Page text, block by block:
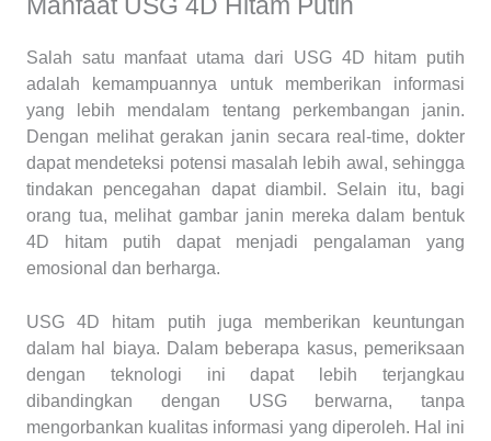
Salah satu manfaat utama dari USG 4D hitam putih
adalah kemampuannya untuk memberikan informasi
yang lebih mendalam tentang perkembangan janin.
Dengan melihat gerakan janin secara real-time, dokter
dapat mendeteksi potensi masalah lebih awal, sehingga
tindakan pencegahan dapat diambil. Selain itu, bagi
orang tua, melihat gambar janin mereka dalam bentuk
4D hitam putih dapat menjadi pengalaman yang
emosional dan berharga.
USG 4D hitam putih juga memberikan keuntungan
dalam hal biaya. Dalam beberapa kasus, pemeriksaan
dengan teknologi ini dapat lebih terjangkau
dibandingkan dengan USG berwarna, tanpa
mengorbankan kualitas informasi yang diperoleh. Hal ini